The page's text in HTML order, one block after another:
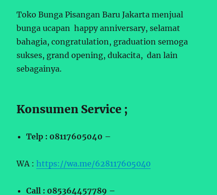
Toko Bunga Pisangan Baru Jakarta menjual
bunga ucapan happy anniversary, selamat
bahagia, congratulation, graduation semoga
sukses, grand opening, dukacita, dan lain
sebagainya.
Konsumen Service ;
Telp : 08117605040 –
WA :https://wa.me/628117605040
Call : 085364457789 –